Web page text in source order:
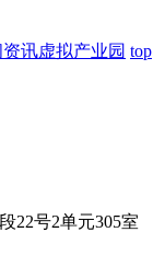
资讯虚拟产业园 top
22号2单元305室